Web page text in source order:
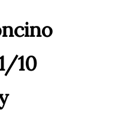
10